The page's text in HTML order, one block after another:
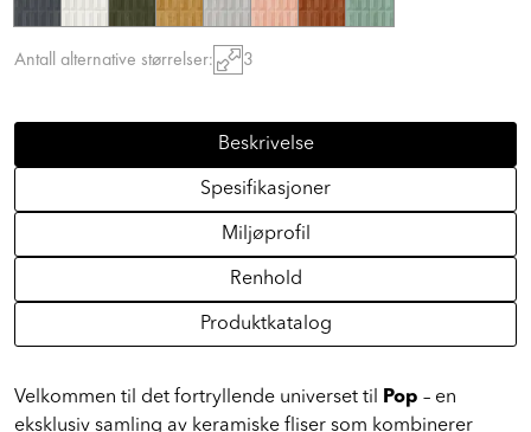
Antall alternative størrelser: 3
Beskrivelse
Spesifikasjoner
Miljøprofil
Renhold
Produktkatalog
Velkommen til det fortryllende universet til Pop – en
eksklusiv samling av keramiske fliser som kombinerer